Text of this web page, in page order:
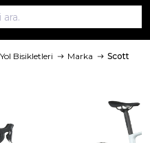
Yol Bisikletleri Marka Scott